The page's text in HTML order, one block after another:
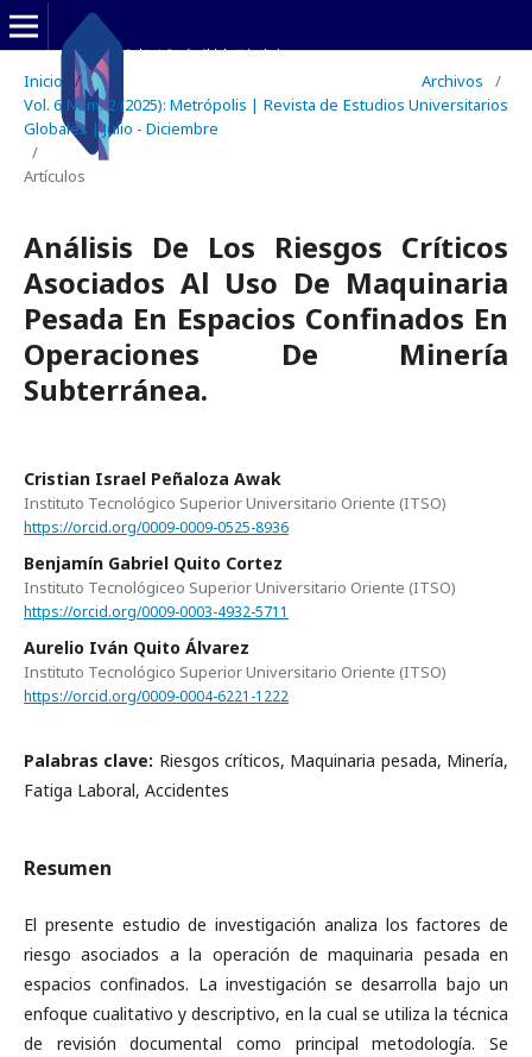
Inicio / Archivos
/
Vol. 6 Núm. 2 (2025): Metrópolis | Revista de Estudios Universitarios
Globales | Julio - Diciembre
/
Artículos
Análisis De Los Riesgos Críticos
Asociados Al Uso De Maquinaria
Pesada En Espacios Confinados En
Operaciones De Minería
Subterránea.
Cristian Israel Peñaloza Awak
Instituto Tecnológico Superior Universitario Oriente (ITSO)
https://orcid.org/0009-0009-0525-8936
Benjamín Gabriel Quito Cortez
Instituto Tecnológiceo Superior Universitario Oriente (ITSO)
https://orcid.org/0009-0003-4932-5711
Aurelio Iván Quito Álvarez
Instituto Tecnológico Superior Universitario Oriente (ITSO)
https://orcid.org/0009-0004-6221-1222
Palabras clave: Riesgos críticos, Maquinaria pesada, Minería,
Fatiga Laboral, Accidentes
Resumen
El presente estudio de investigación analiza los factores de
riesgo asociados a la operación de maquinaria pesada en
espacios confinados. La investigación se desarrolla bajo un
enfoque cualitativo y descriptivo, en la cual se utiliza la técnica
de revisión documental como principal metodología. Se